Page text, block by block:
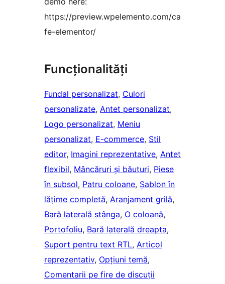
https://preview.wpelemento.com/ca
fe-elementor/
Funcționalități
Fundal personalizat, Culori
personalizate, Antet personalizat
Logo personalizat, Meniu
personalizat, E-commerce, Stil
editor, Imagini reprezentative, Antet
flexibil, Mâncăruri și băuturi, Piese
în subsol, Patru coloane, Șablon în
lățime completă, Aranjament grilă
Bară laterală stânga, O coloană
Portofoliu, Bară laterală dreapta
Suport pentru text RTL, Articol
reprezentativ, Opțiuni temă
Comentarii pe fire de discuții